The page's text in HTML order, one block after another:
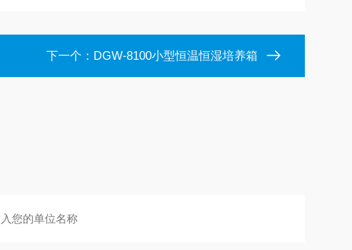
下一个： DGW-8100小型恒温恒湿培养箱